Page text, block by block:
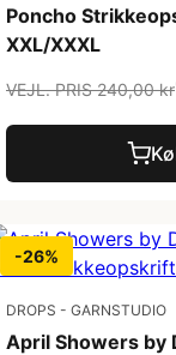
Poncho
XXL/XXXL
VEJL. PRIS 240,00 kr
-26%
DROPS - GARNSTUDIO
April Showers by